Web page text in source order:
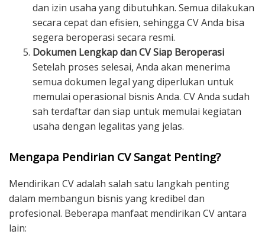
dan izin usaha yang dibutuhkan. Semua dilakukan
secara cepat dan efisien, sehingga CV Anda bisa
segera beroperasi secara resmi.
Dokumen Lengkap dan CV Siap Beroperasi
Setelah proses selesai, Anda akan menerima
semua dokumen legal yang diperlukan untuk
memulai operasional bisnis Anda. CV Anda sudah
sah terdaftar dan siap untuk memulai kegiatan
usaha dengan legalitas yang jelas.
Mengapa Pendirian CV Sangat Penting?
Mendirikan CV adalah salah satu langkah penting
dalam membangun bisnis yang kredibel dan
profesional. Beberapa manfaat mendirikan CV antara
lain: